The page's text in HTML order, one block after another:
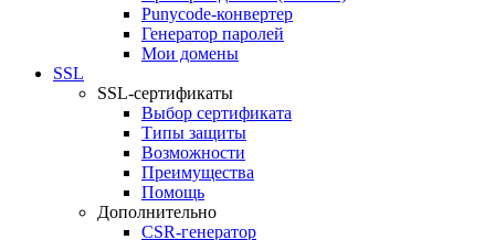
Punycode-конвертер
Генератор паролей
Мои домены
SSL
SSL-сертификаты
Выбор сертификата
Типы защиты
Возможности
Преимущества
Помощь
Дополнительно
CSR-генератор